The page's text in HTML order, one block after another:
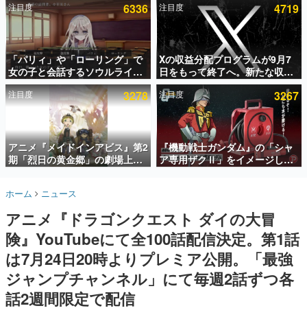
電ファミのいま読まれている記事ランキング
アプリセール情報
インタビュー
連載・特集一覧
殿堂入り記事
SNS拡散数が数千以上！ ページビュー数万以上！ などな
ど。多くの人々に読まれた、電ファミ渾身の“殿堂入り”記
事をまとめました。
名作ゲームクリエイターの方々に製作時のエピソードをお
きます。
赫本
この物語を解いてはいけない。『赫本』は、〈試験問題〉
の形をした短編ホラー小説集です。
新世代に訊く
これからのデジタルゲーム市場を担う若きクリエイター達
注目度 6336
「パリィ」や「ローリング」で
女の子と会話するソウルライク
恋愛ゲーム『小早川さんはソウ
ルライク』無料公開。返事に失
敗すると「YOU DIED」
注目度 4719
Xの収益分配プログラムが9月7
日をもって終了へ。新たな収益
化制度「Original Content
Rewards Program」を発表
注目度 3278
アニメ『メイドインアビス』第2
期「烈日の黄金郷」の劇場上映
が決定！レグ役・伊瀬茉莉也さ
注目度 3267
『機動戦士ガンダム』の「シャ
ア専用ザクⅡ」をイメージした
散水ホースリールが予約開始。
ホーム ニュース
アニメ『ドラゴンクエスト ダイの大冒
険』YouTubeにて全100話配信決定。第1話
は7月24日20時よりプレミア公開。「最強
ジャンプチャンネル」にて毎週2話ずつ各
話2週間限定で配信